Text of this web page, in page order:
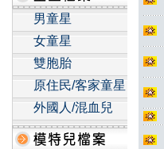
男童星
女童星
雙胞胎
原住民/客家童星
外國人/混血兒